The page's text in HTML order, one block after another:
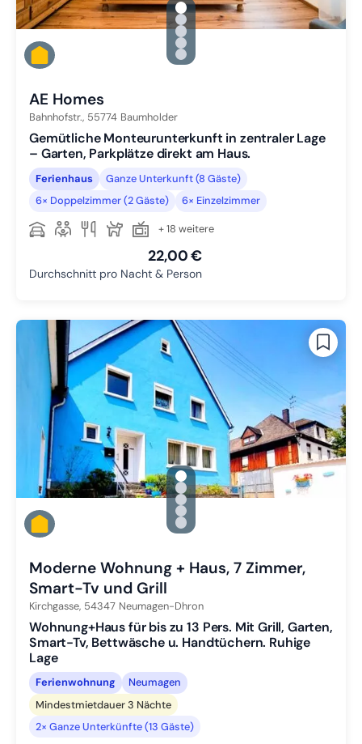
gallery.slide_selector
Zu Slide 1 wechseln
Zu Slide 2 wechseln
Zu Slide 3 wechseln
Zu Slide 4 wechseln
Zu Slide 5 wechseln
AE Homes
Bahnhofstr., 55774 Baumholder
Gemütliche Monteurunterkunft in zentraler Lage
– Garten, Parkplätze direkt am Haus.
Ferienhaus
Ganze Unterkunft (8 Gäste)
6× Doppelzimmer (2 Gäste)
6× Einzelzimmer
+ 18 weitere
22,00 €
Durchschnitt pro Nacht & Person
gallery.slide_selector
Zu Slide 1 wechseln
Zu Slide 2 wechseln
Zu Slide 3 wechseln
Zu Slide 4 wechseln
Zu Slide 5 wechseln
Moderne Wohnung + Haus, 7 Zimmer,
Smart-Tv und Grill
Kirchgasse, 54347 Neumagen-Dhron
Wohnung+Haus für bis zu 13 Pers. Mit Grill, Garten,
Smart-Tv, Bettwäsche u. Handtüchern. Ruhige
Lage
Ferienwohnung
Neumagen
Mindestmietdauer 3 Nächte
2× Ganze Unterkünfte (13 Gäste)